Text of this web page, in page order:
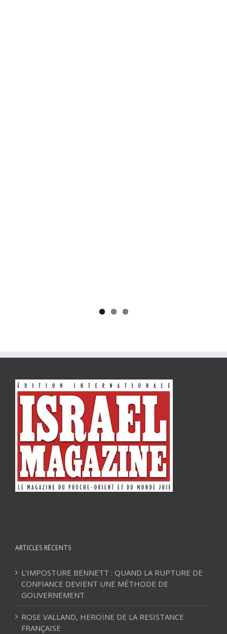
ARTICLES RÉCENTS
L’IMPOSTURE BENNETT : QUAND LA RUPTURE DE
CONFIANCE DEVIENT UNE MÉTHODE DE
GOUVERNEMENT
ROSE VALLAND, HEROÏNE DE LA RESISTANCE
FRANÇAISE